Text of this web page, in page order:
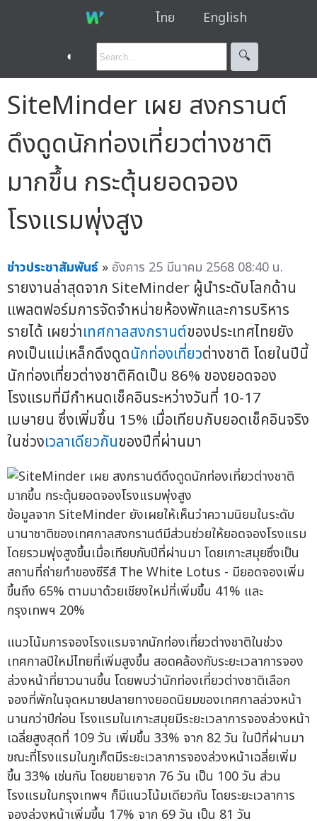
ไทย English
◐ 🔍︎
SiteMinder เผย สงกรานต์
ดึงดูดนักท่องเที่ยวต่างชาติ
มากขึ้น กระตุ้นยอดจอง
โรงแรมพุ่งสูง
ข่าวประชาสัมพันธ์ » อังคาร 25 มีนาคม 2568 08:40 น.
รายงานล่าสุดจาก SiteMinder ผู้นำระดับโลกด้าน
แพลตฟอร์มการจัดจำหน่ายห้องพักและการบริหาร
รายได้ เผยว่าเทศกาลสงกรานต์ของประเทศไทยยัง
คงเป็นแม่เหล็กดึงดูดนักท่องเที่ยวต่างชาติ โดยในปีนี้
นักท่องเที่ยวต่างชาติคิดเป็น 86% ของยอดจอง
โรงแรมที่มีกำหนดเช็คอินระหว่างวันที่ 10-17
เมษายน ซึ่งเพิ่มขึ้น 15% เมื่อเทียบกับยอดเช็คอินจริง
ในช่วงเวลาเดียวกันของปีที่ผ่านมา
ข้อมูลจาก SiteMinder ยังเผยให้เห็นว่าความนิยมในระดับ
นานาชาติของเทศกาลสงกรานต์มีส่วนช่วยให้ยอดจองโรงแรม
โดยรวมพุ่งสูงขึ้นเมื่อเทียบกับปีที่ผ่านมา โดยเกาะสมุยซึ่งเป็น
สถานที่ถ่ายทำของซีรีส์ The White Lotus - มียอดจองเพิ่ม
ขึ้นถึง 65% ตามมาด้วยเชียงใหม่ที่เพิ่มขึ้น 41% และ
กรุงเทพฯ 20%
แนวโน้มการจองโรงแรมจากนักท่องเที่ยวต่างชาติในช่วง
เทศกาลปีใหม่ไทยที่เพิ่มสูงขึ้น สอดคล้องกับระยะเวลาการจอง
ล่วงหน้าที่ยาวนานขึ้น โดยพบว่านักท่องเที่ยวต่างชาติเลือก
จองที่พักในจุดหมายปลายทางยอดนิยมของเทศกาลล่วงหน้า
นานกว่าปีก่อน โรงแรมในเกาะสมุยมีระยะเวลาการจองล่วงหน้า
เฉลี่ยสูงสุดที่ 109 วัน เพิ่มขึ้น 33% จาก 82 วัน ในปีที่ผ่านมา
ขณะที่โรงแรมในภูเก็ตมีระยะเวลาการจองล่วงหน้าเฉลี่ยเพิ่ม
ขึ้น 33% เช่นกัน โดยขยายจาก 76 วัน เป็น 100 วัน ส่วน
โรงแรมในกรุงเทพฯ ก็มีแนวโน้มเดียวกัน โดยระยะเวลาการ
จองล่วงหน้าเพิ่มขึ้น 17% จาก 69 วัน เป็น 81 วัน